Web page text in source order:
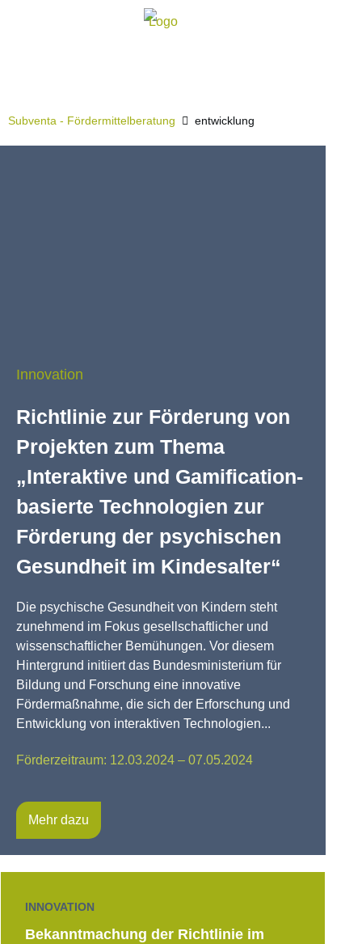
Subventa ‐ Fördermittelberatung entwicklung
Innovation
Richtlinie zur Förderung von
Projekten zum Thema
„Interaktive und Gamification-
basierte Technologien zur
Förderung der psychischen
Gesundheit im Kindesalter“
Die psychische Gesundheit von Kindern steht
zunehmend im Fokus gesellschaftlicher und
wissenschaftlicher Bemühungen. Vor diesem
Hintergrund initiiert das Bundesministerium für
Bildung und Forschung eine innovative
Fördermaßnahme, die sich der Erforschung und
Entwicklung von interaktiven Technologien...
Förderzeitraum: 12.03.2024 – 07.05.2024
Mehr dazu
INNOVATION
Bekanntmachung der Richtlinie im